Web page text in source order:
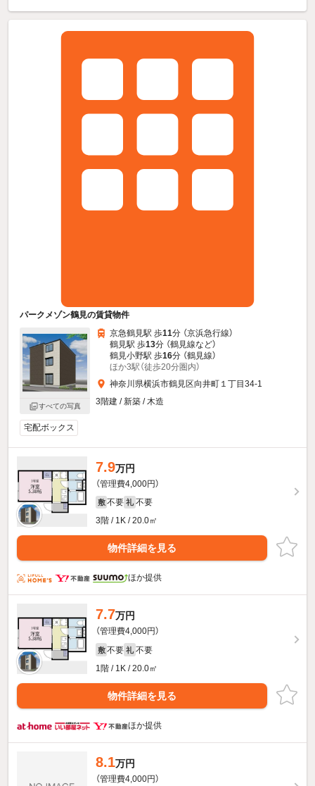
パークメゾン鶴見の賃貸物件
すべての写真
京急鶴見駅 歩11分 （京浜急行線）
鶴見駅 歩13分 （鶴見線など）
鶴見小野駅 歩16分 （鶴見線）
ほか3駅（徒歩20分圏内）
神奈川県横浜市鶴見区向井町１丁目34-1
3階建 / 新築 / 木造
宅配ボックス
7.9万円
（管理費4,000円）
敷 不要 礼 不要
3階 / 1K / 20.0㎡
物件詳細を見る
ほか提供
7.7万円
（管理費4,000円）
敷 不要 礼 不要
1階 / 1K / 20.0㎡
物件詳細を見る
ほか提供
8.1万円
（管理費4,000円）